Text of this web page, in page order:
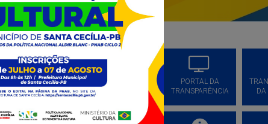
PORTAL DA
TRANSPARÊNCIA
DA